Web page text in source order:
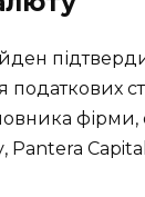
податкових
фірми,
Pantera